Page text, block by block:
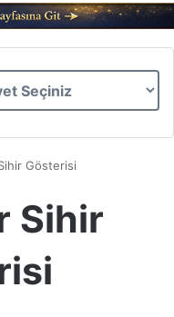
Gösterisi
Sihir